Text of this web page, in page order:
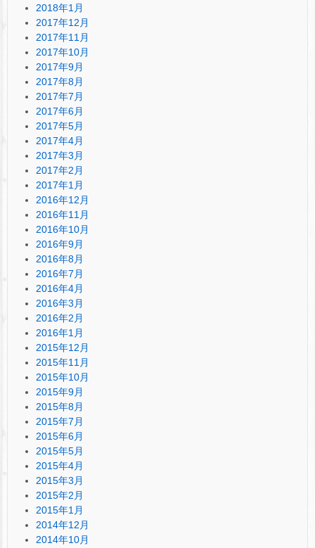
2018年1月
2017年12月
2017年11月
2017年10月
2017年9月
2017年8月
2017年7月
2017年6月
2017年5月
2017年4月
2017年3月
2017年2月
2017年1月
2016年12月
2016年11月
2016年10月
2016年9月
2016年8月
2016年7月
2016年4月
2016年3月
2016年2月
2016年1月
2015年12月
2015年11月
2015年10月
2015年9月
2015年8月
2015年7月
2015年6月
2015年5月
2015年4月
2015年3月
2015年2月
2015年1月
2014年12月
2014年10月